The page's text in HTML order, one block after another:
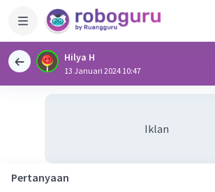
Hilya H
13 Januari 2024 10:47
Iklan
Pertanyaan